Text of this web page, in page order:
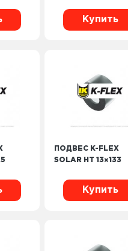
Купить
ПОДВЕС K-FLEX
SOLAR HT 13×133
Купить